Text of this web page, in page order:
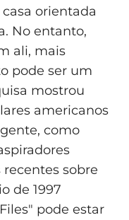
orientada
No entanto,
ali, mais
pode ser um
mostrou
americanos
como
sobre
de 1997
pode estar